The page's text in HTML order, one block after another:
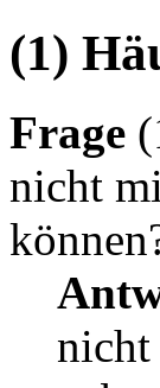
(1)
Frage
nicht
nicht